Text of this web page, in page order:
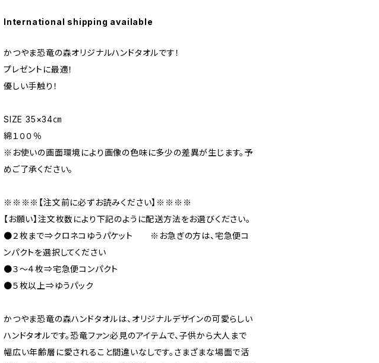
International shipping available
かつやま恐竜の森オリジナルハンドタオルです！
プレゼントに最適！
優しい手触り！
SIZE 35×34㎝
綿１００％
※お使いの画面環境により画像の色味に多少の差異が生じます。予
めご了承ください。
※※※※【注文前に必ずお読みください】※※※※
【お願い】注文枚数により下記のように配送方法をお選びください。
●２枚まで⇒クロネコゆうパケット ※お急ぎの方は、宅急便コ
ンパクトを選択してください
●３～４枚⇒宅急便コンパクト
●５枚以上⇒ゆうパック
かつやま恐竜の森ハンドタオルは、オリジナルデザインの可愛らしい
ハンドタオルです。恐竜ファン必見のアイテムで、子供から大人まで
幅広い年齢層に愛されること間違いなしです。さまざまな場面で活